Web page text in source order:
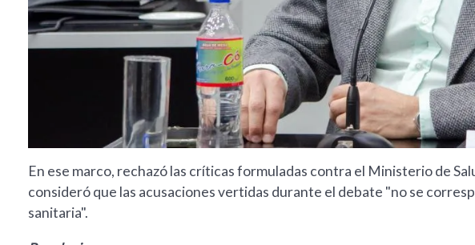
En ese marco, rechazó las críticas formuladas contra el Ministerio de
consideró que las acusaciones vertidas durante el debate "no se
sanitaria".